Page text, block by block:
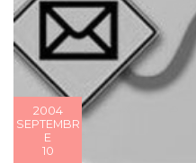
2004
SEPTEMBR
E
10